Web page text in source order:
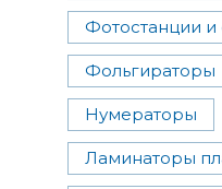
Фотостанции
Фольгираторы
Нумераторы
Ламинаторы